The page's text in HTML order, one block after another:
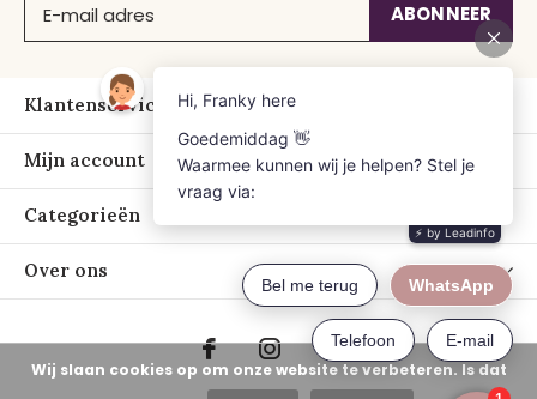
ABONNEER
Klantenservice
Mijn account
Categorieën
Over ons
Wij slaan cookies op om onze website te verbeteren. Is dat